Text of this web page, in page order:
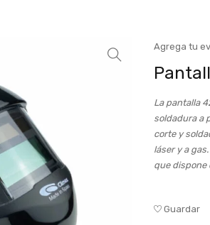
Agrega tu
La pantalla
soldadura a
corte y
láser y a
que dispone
Guardar